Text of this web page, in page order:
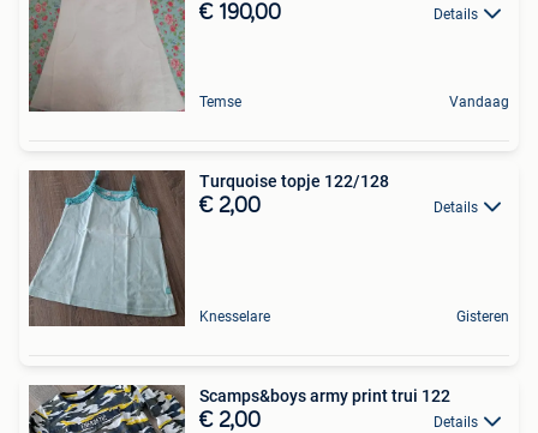
€ 190,00 Details
Temse Vandaag
Turquoise topje 122/128
€ 2,00 Details
Knesselare Gisteren
Scamps&boys army print trui 122
€ 2,00 Details